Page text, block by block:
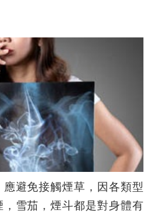
避免接觸煙草，因各類型
雪茄，煙斗都是對身體有